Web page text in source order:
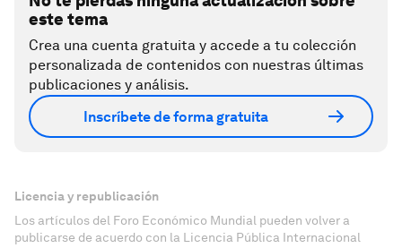
este tema
Crea una cuenta gratuita y accede a tu colección
personalizada de contenidos con nuestras últimas
publicaciones y análisis.
Inscríbete de forma gratuita
Licencia y republicación
Los artículos del Foro Económico Mundial pueden volver a
publicarse de acuerdo con la Licencia Pública Internacional